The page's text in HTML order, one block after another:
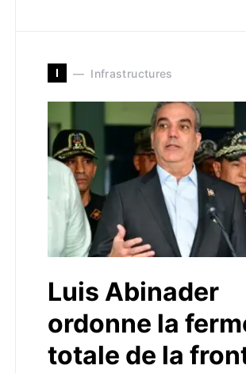
I Infrastructures
Luis Abinader
ordonne la
totale de la